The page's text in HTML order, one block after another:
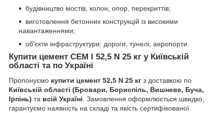
будівництво мостів, колон, опор, перекриттів;
виготовлення бетонних конструкцій із високими
навантаженнями;
об'єкти інфраструктури: дороги, тунелі, аеропорти.
Купити цемент CEM I 52,5 N 25 кг у Київській
області та по Україні
Пропонуємо купити цемент 52,5 N 25 кг з доставкою по
Київській області (Бровари, Бориспіль, Вишневе, Буча,
Ірпінь) та всій Україні . Замовлення оформлюється швидко,
гарантуємо наявність на складі та якість сертифікованої